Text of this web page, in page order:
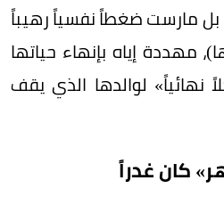
بل مارست ضغطاً نفسياً رهيباً
مهددة إياه بإنهاء حياتها
نهائياً» لوالدها الذي يقف
كان غدراً